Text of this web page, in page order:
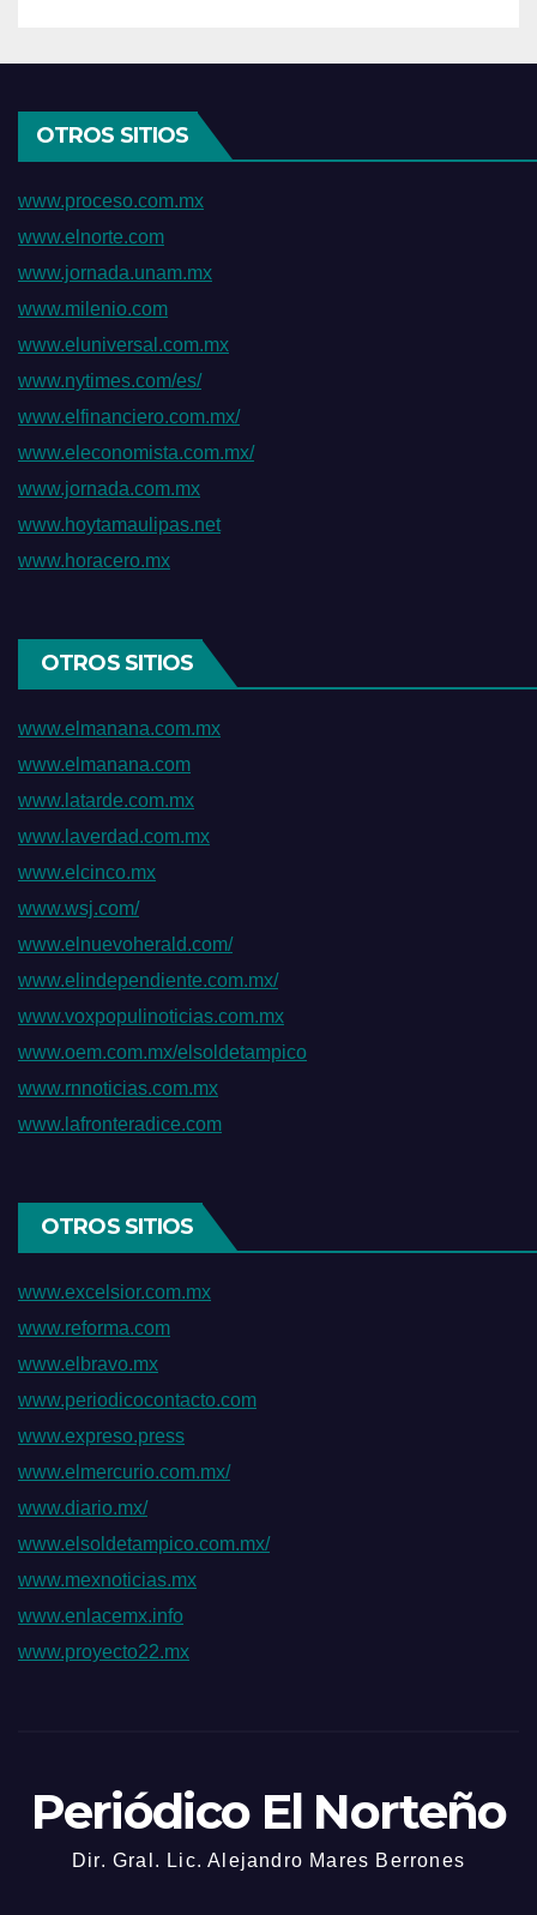
OTROS SITIOS
www.proceso.com.mx
www.elnorte.com
www.jornada.unam.mx
www.milenio.com
www.eluniversal.com.mx
www.nytimes.com/es/
www.elfinanciero.com.mx/
www.eleconomista.com.mx/
www.jornada.com.mx
www.hoytamaulipas.net
www.horacero.mx
OTROS SITIOS
www.elmanana.com.mx
www.elmanana.com
www.latarde.com.mx
www.laverdad.com.mx
www.elcinco.mx
www.wsj.com/
www.elnuevoherald.com/
www.elindependiente.com.mx/
www.voxpopulinoticias.com.mx
www.oem.com.mx/elsoldetampico
www.rnnoticias.com.mx
www.lafronteradice.com
OTROS SITIOS
www.excelsior.com.mx
www.reforma.com
www.elbravo.mx
www.periodicocontacto.com
www.expreso.press
www.elmercurio.com.mx/
www.diario.mx/
www.elsoldetampico.com.mx/
www.mexnoticias.mx
www.enlacemx.info
www.proyecto22.mx
Periódico El Norteño
Dir. Gral. Lic. Alejandro Mares Berrones